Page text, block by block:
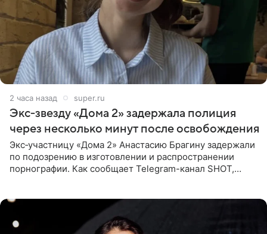
2 часа назад super.ru
Экс‑звезду «Дома 2» задержала полиция
через несколько минут после освобождения
Экс‑участницу «Дома 2» Анастасию Брагину задержали
по подозрению в изготовлении и распространении
порнографии. Как сообщает Telegram-канал SHOT,